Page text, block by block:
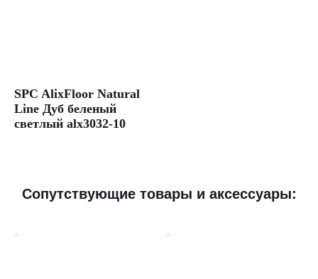
SPC AlixFloor Natural
Line Дуб беленый
светлый alx3032-10
Сопутствующие товары и аксессуары: